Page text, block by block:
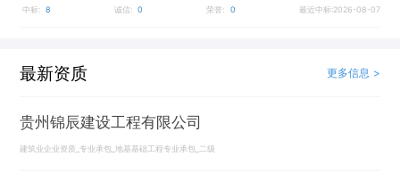
中标: 8 诚信: 0 荣誉: 0 最近中标:2026-08-07
最新资质 更多信息 >
贵州锦辰建设工程有限公司
建筑业企业资质_专业承包_地基基础工程专业承包_二级